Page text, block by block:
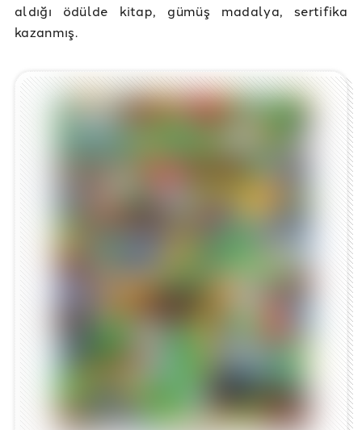
aldığı ödülde kitap, gümüş madalya, sertifika
kazanmış.